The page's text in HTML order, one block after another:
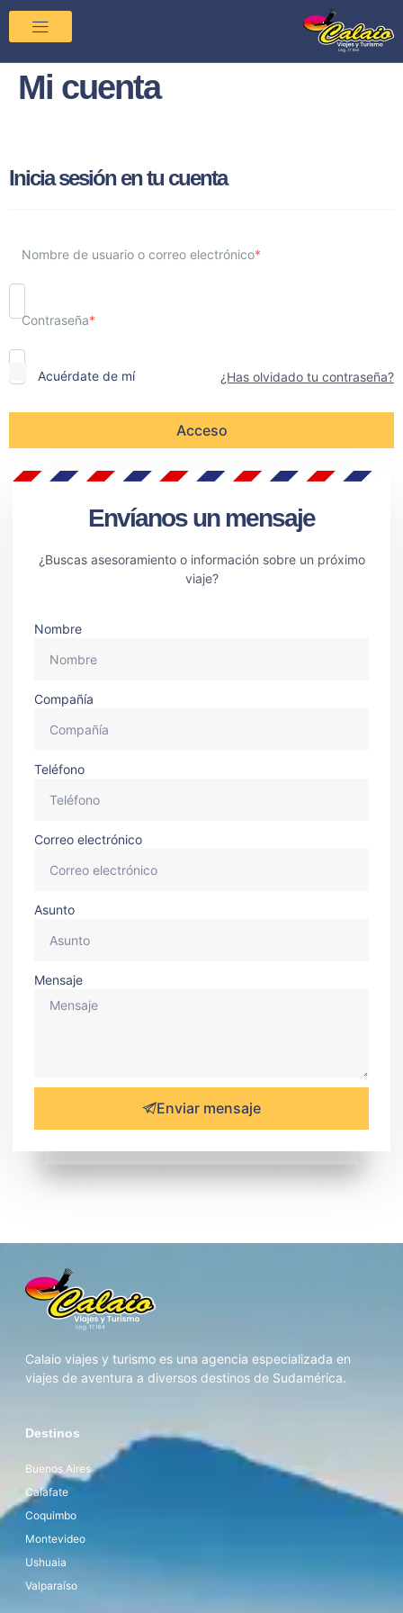
Mi cuenta
Inicia sesión en tu cuenta
Nombre de usuario o correo electrónico*
Contraseña*
Acuérdate de mí ¿Has olvidado tu contraseña?
Envíanos un mensaje
¿Buscas asesoramiento o información sobre un próximo
viaje?
Nombre
Compañía
Teléfono
Correo electrónico
Asunto
Mensaje
Enviar mensaje
Calaio viajes y turismo es una agencia especializada en
viajes de aventura a diversos destinos de Sudamérica.
Destinos
Buenos Aires
Calafate
Coquimbo
Montevideo
Ushuaia
Valparaíso